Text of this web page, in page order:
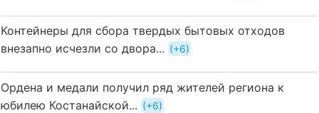
Контейнеры для сбора твердых бытовых отходов
внезапно исчезли со двора...
+6
Ордена и медали получил ряд жителей региона к
юбилею Костанайской...
+6